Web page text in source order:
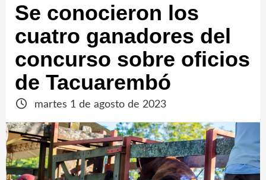
Se conocieron los
cuatro ganadores del
concurso sobre oficios
de Tacuarembó
martes 1 de agosto de 2023